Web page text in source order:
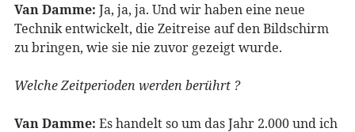
Van Damme: Ja, ja, ja. Und wir haben eine neue
Technik entwickelt, die Zeitreise auf den Bildschirm
zu bringen, wie sie nie zuvor gezeigt wurde.
Welche Zeitperioden werden berührt ?
Van Damme: Es handelt so um das Jahr 2.000 und ich